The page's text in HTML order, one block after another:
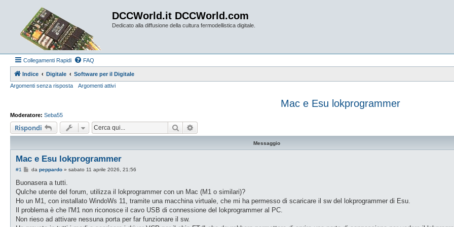
DCCWorld.it DCCWorld.com
Dedicato alla diffusione della cultura fermodellistica digitale.
Collegamenti Rapidi FAQ
Indice Digitale
Software per il Digitale
Argomenti senza risposta
Argomenti attivi
Mac e Esu lokprogrammer
Moderatore: Seba55
Rispondi Cerca
Messaggio
Mac e Esu lokprogrammer
#1
M
s
a
g
i
o
da peppardo» sabato 11 aprile 2026, 21:56
Buonasera a tutti.
Qulche utente del forum, utilizza il lokprogrammer con un Mac (M1 o similari)?
Ho un M1, con installato WindoWs 11, tramite una macchina virtuale, che mi ha permesso di scaricare il sw del lokprogrammer di Esu.
Il problema è che l'M1 non riconosce il cavo USB di connessione del lokprogrammer al PC.
Non rieso ad attivare nessuna porta per far funzionare il sw.